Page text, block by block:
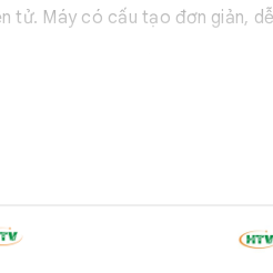
tử. Máy có cấu tạo đơn giản,
dụng đa dạng để tạo hình tụ